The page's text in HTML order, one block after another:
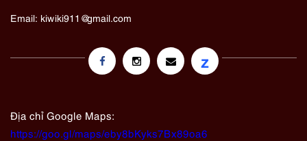
Email: kiwiki911@gmail.com
z
Địa chỉ Google Maps:
https://goo.gl/maps/eby8bKyks7Bx89oa6